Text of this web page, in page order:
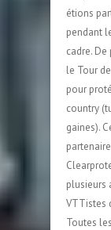
étions
pendant
cadre.
le Tour
pour
country
gaines).
plusieurs
VTTistes
Toutes